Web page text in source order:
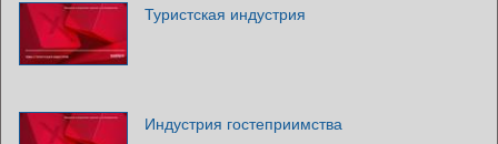
Туристская индустрия
Индустрия гостеприимства